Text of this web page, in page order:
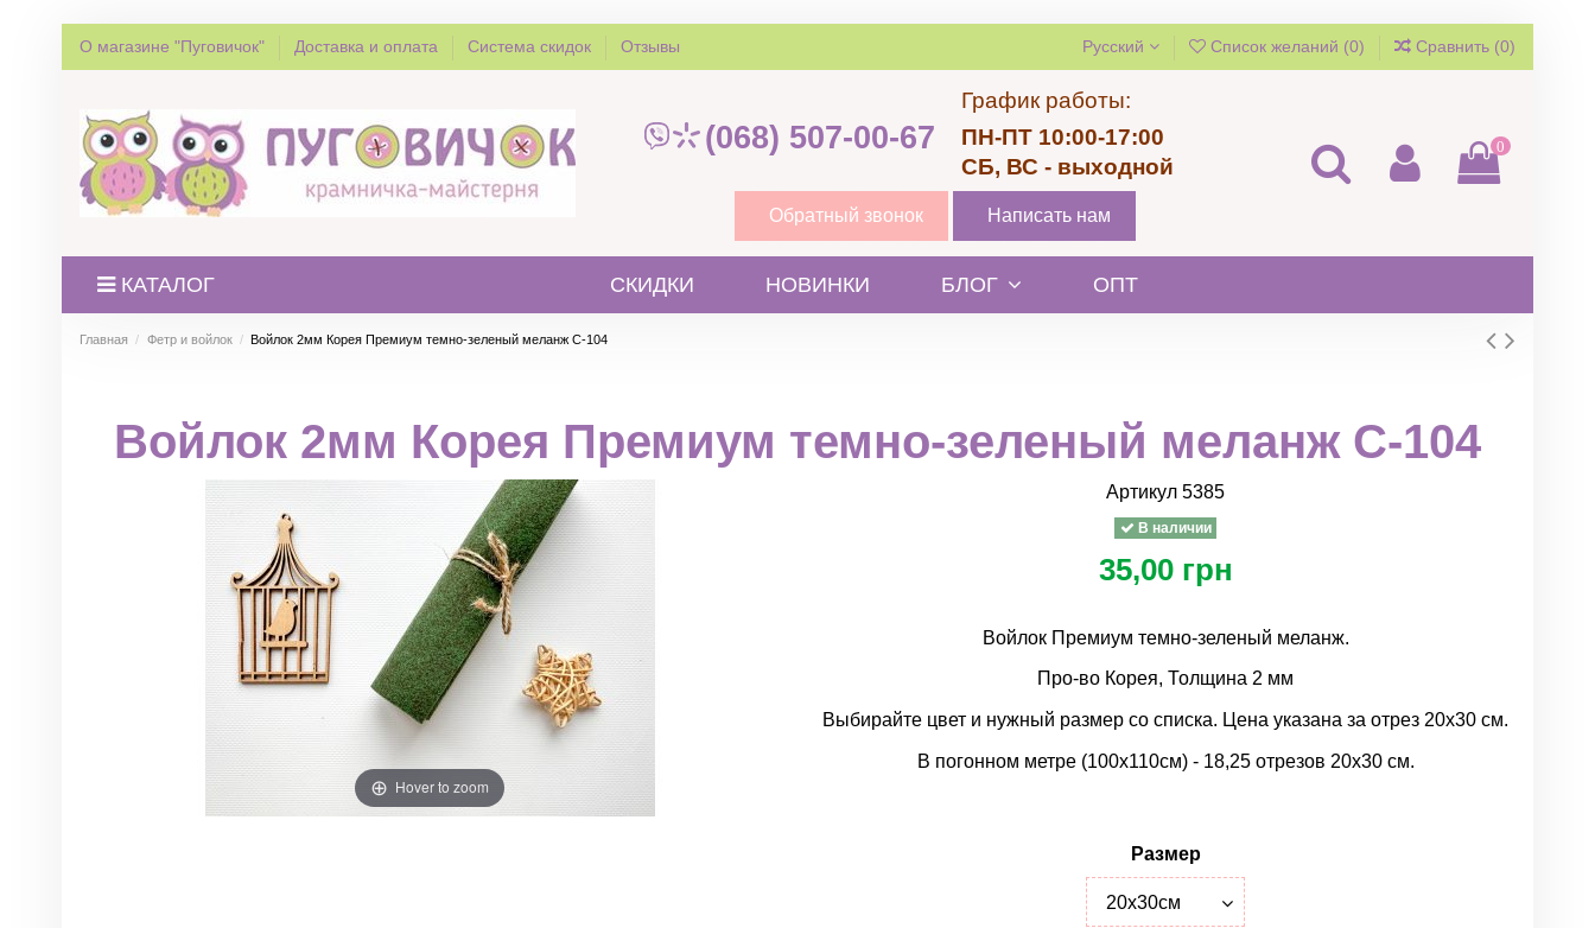
О магазине "Пуговичок" Доставка и оплата Система скидок Отзывы Русский Список желаний (0) Сравнить (0)
(068) 507-00-67
График работы:
ПН-ПТ 10:00-17:00
СБ, ВС - выходной
Обратный звонок Написать нам
0
КАТАЛОГ СКИДКИ НОВИНКИ БЛОГ ОПТ
Главная Фетр и войлок Войлок 2мм Корея Премиум темно-зеленый меланж C-104
Войлок 2мм Корея Премиум темно-зеленый меланж C-104
Hover to zoom
Артикул 5385
В наличии
35,00 грн
Войлок Премиум темно-зеленый меланж.
Про-во Корея, Толщина 2 мм
Выбирайте цвет и нужный размер со списка. Цена указана за отрез 20х30 см.
В погонном метре (100х110см) - 18,25 отрезов 20х30 см.
Размер